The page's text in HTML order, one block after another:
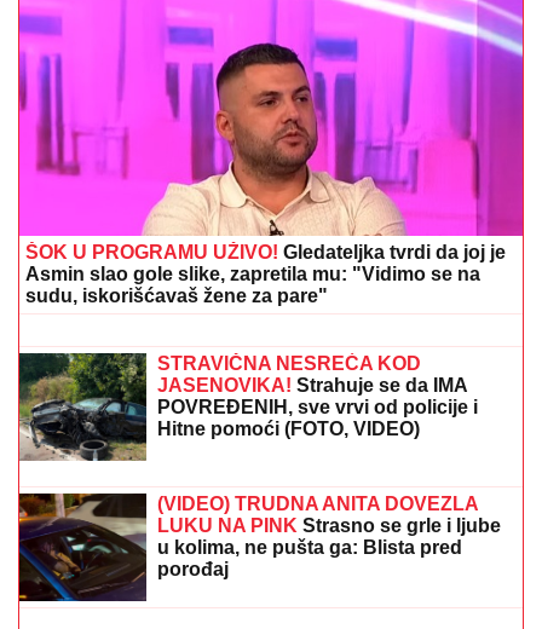
Letnji prelazni rok: Iznenađujuće - Srbin se vraća u
Italiju, Siti daje 100 miliona za tinejdžera
RAZBIJENA ŠOFERKA, STAKLO I
ISEČENA RUKAAsmin i Maja se
nakon skandala snimili u kolima:
"Moja jedina ljubav"
Milijarder ili kralj hleba u dugovima od
kog nisu ostale ni mrvice? Ovo je
istina o poslovanju Dragana
Stankovića